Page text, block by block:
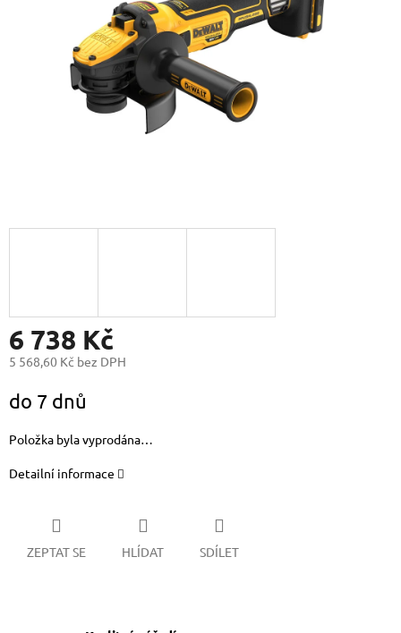
6 738 Kč
5 568,60 Kč bez DPH
cena:
do 7 dnů
Položka byla vyprodána…
Detailní informace
ZEPTAT SE HLÍDAT SDÍLET